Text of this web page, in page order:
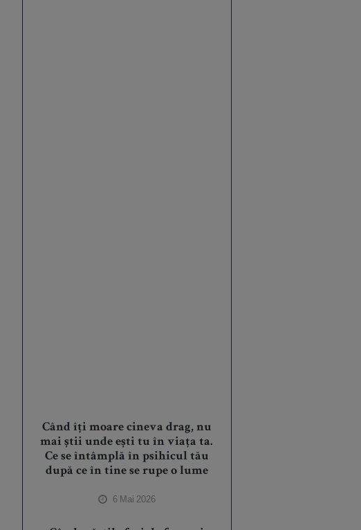
Când îți moare cineva drag, nu
mai știi unde ești tu în viața ta.
Ce se întâmplă în psihicul tău
după ce în tine se rupe o lume
6 Mai 2026